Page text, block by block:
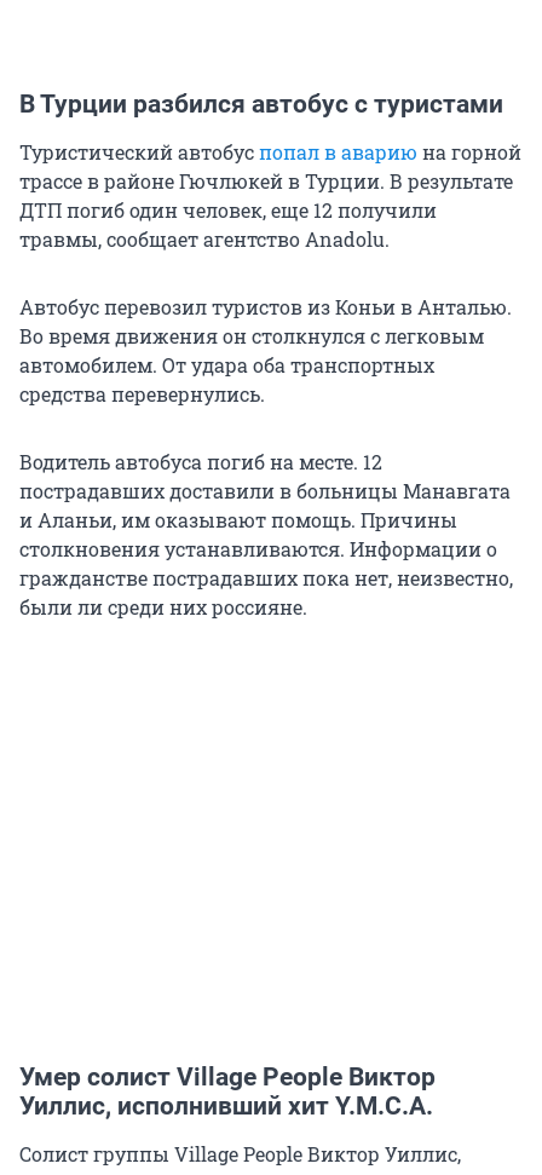
В Турции разбился автобус с туристами
Туристический автобуспопал в аварию на горной
трассе в районе Гючлюкей в Турции. В результате
ДТП погиб один человек, еще 12 получили
травмы, сообщает агентство Anadolu.
Автобус перевозил туристов из Коньи в Анталью.
Во время движения он столкнулся с легковым
автомобилем. От удара оба транспортных
средства перевернулись.
Водитель автобуса погиб на месте. 12
пострадавших доставили в больницы Манавгата
и Аланьи, им оказывают помощь. Причины
столкновения устанавливаются. Информации о
гражданстве пострадавших пока нет, неизвестно,
были ли среди них россияне.
Умер солист Village People Виктор
Уиллис, исполнивший хит Y.M.C.A.
Солист группы Village People Виктор Уиллис,